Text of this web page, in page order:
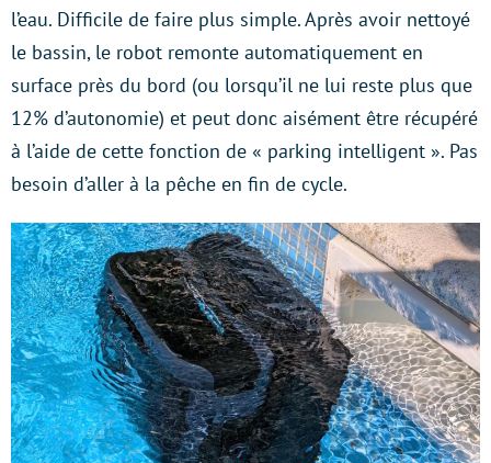
l’eau. Difficile de faire plus simple. Après avoir nettoyé
le bassin, le robot remonte automatiquement en
surface près du bord (ou lorsqu’il ne lui reste plus que
12% d’autonomie) et peut donc aisément être récupéré
à l’aide de cette fonction de « parking intelligent ». Pas
besoin d’aller à la pêche en fin de cycle.